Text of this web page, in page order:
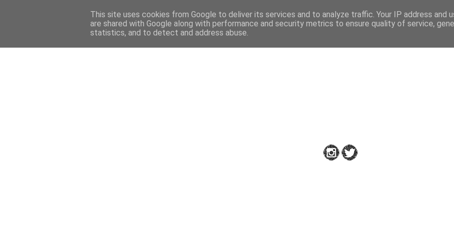
This site uses cookies from Google to deliver its services and to analyze traffic. Your IP address and
are shared with Google along with performance and security metrics to ensure quality of service,
statistics, and to detect and address abuse.